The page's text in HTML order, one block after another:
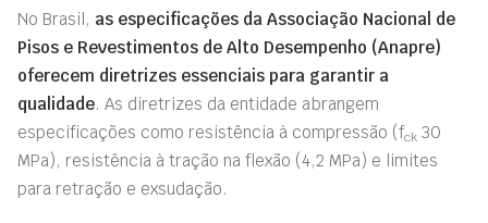
No Brasil, as especificações da Associação Nacional de
Pisos e Revestimentos de Alto Desempenho (Anapre)
oferecem diretrizes essenciais para garantir a
qualidade. As diretrizes da entidade abrangem
especificações como resistência à compressão (fck 30
MPa), resistência à tração na flexão (4,2 MPa) e limites
para retração e exsudação.